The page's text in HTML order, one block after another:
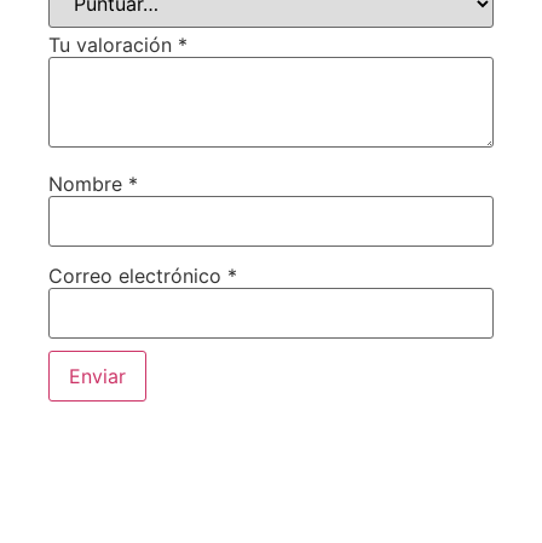
Tu valoración *
Nombre *
Correo electrónico *